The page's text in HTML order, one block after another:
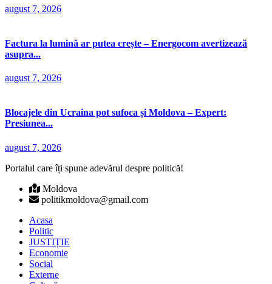
august 7, 2026
Factura la lumină ar putea crește – Energocom avertizează
asupra...
august 7, 2026
Blocajele din Ucraina pot sufoca și Moldova – Expert:
Presiunea...
august 7, 2026
Portalul care îți spune adevărul despre politică!
Moldova
politikmoldova@gmail.com
Acasa
Politic
JUSTIȚIE
Economie
Social
Externe